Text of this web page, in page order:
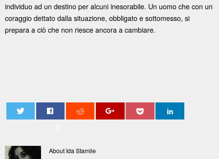
individuo ad un destino per alcuni inesorabile. Un uomo che con un
coraggio dettato dalla situazione, obbligato e sottomesso, si
prepara a ciò che non riesce ancora a cambiare.
About Ida Stamile